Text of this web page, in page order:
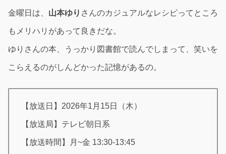
金曜日は、 山本ゆり さんのカジュアルなレシピってところ
もメリハリがあって良きだな。
ゆりさんの本、うっかり図書館で読んでしまって、笑いを
こらえるのがしんどかった記憶があるの。
【放送日】2026年1月15日（木）
【放送局】テレビ朝日系
【放送時間】月~金 13:30-13:45